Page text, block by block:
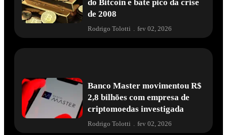
do Bitcoin e bate pico da crise
de 2008
Rodrigo Tolotti . fev 02, 2026
Banco Master movimentou R$
2,8 bilhões com empresa de
criptomoedas investigada
Rodrigo Tolotti fev 02, 2026